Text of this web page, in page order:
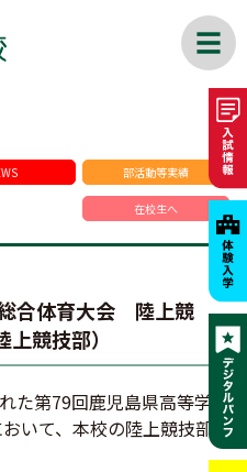
部活動等実績
在校生へ
合体育大会 陸上競
競技部）
た第79回鹿児島県高等学
いて、本校の陸上競技部